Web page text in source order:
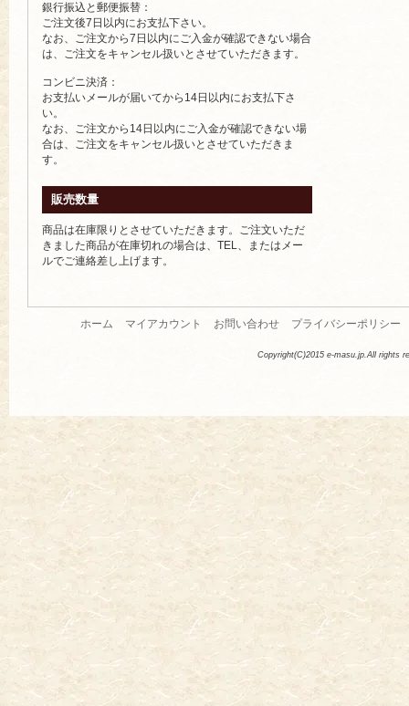
銀行振込と郵便振替：
ご注文後7日以内にお支払下さい。
なお、ご注文から7日以内にご入金が確認できない場合
は、ご注文をキャンセル扱いとさせていただきます。
コンビニ決済：
お支払いメールが届いてから14日以内にお支払下さ
い。
なお、ご注文から14日以内にご入金が確認できない場
合は、ご注文をキャンセル扱いとさせていただきま
す。
販売数量
商品は在庫限りとさせていただきます。ご注文いただ
きました商品が在庫切れの場合は、TEL、またはメー
ルでご連絡差し上げます。
ホーム マイアカウント お問い合わせ プライバシーポリシー
Copyright(C)2015 e-masu.jp.All rights